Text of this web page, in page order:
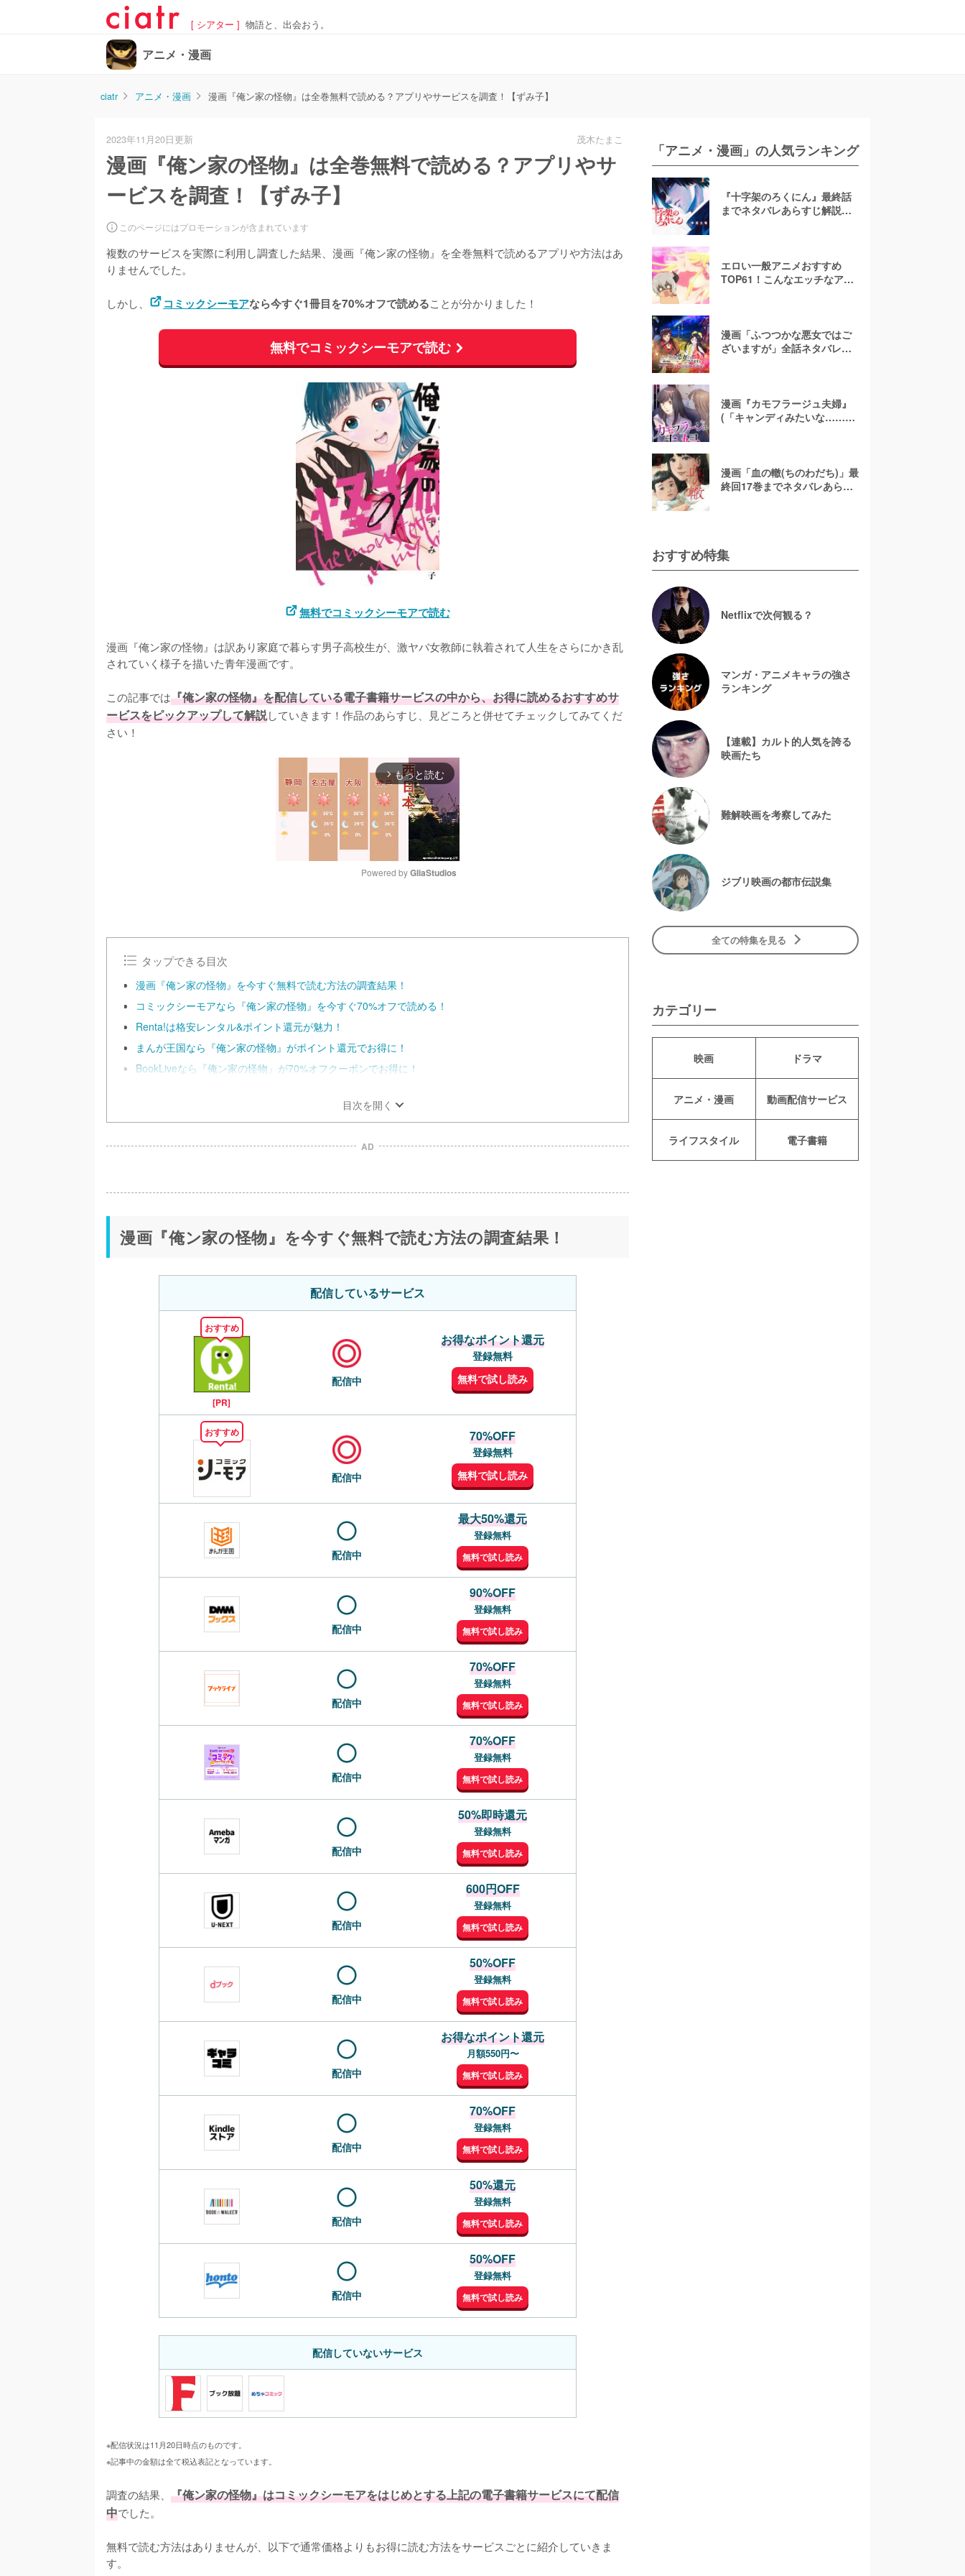
[ シアター ] 物語と、出会おう。
アニメ・漫画
ciatr アニメ・漫画 漫画『俺ン家の怪物』は全巻無料で読める？アプリやサービスを調査！【ずみ子】
2023年11月20日更新 茂木たまこ
漫画『俺ン家の怪物』は全巻無料で読める？アプリやサ
ービスを調査！【ずみ子】
このページにはプロモーションが含まれています
複数のサービスを実際に利用し調査した結果、漫画『俺ン家の怪物』を全巻無料で読めるアプリや方法はあ
りませんでした。
しかし、 コミックシーモアなら今すぐ1冊目を70%オフで読めることが分かりました！
無料でコミックシーモアで読む
無料でコミックシーモアで読む
漫画『俺ン家の怪物』は訳あり家庭で暮らす男子高校生が、激ヤバ女教師に執着されて人生をさらにかき乱
されていく様子を描いた青年漫画です。
この記事では『俺ン家の怪物』を配信している電子書籍サービスの中から、お得に読めるおすすめサ
ービスをピックアップして解説していきます！作品のあらすじ、見どころと併せてチェックしてみてくだ
さい！
arrow_forward_ios もっと読む
u
Powered by GliaStudios
タップできる目次
漫画『俺ン家の怪物』を今すぐ無料で読む方法の調査結果！
コミックシーモアなら『俺ン家の怪物』を今すぐ70%オフで読める！
Renta!は格安レンタル&ポイント還元が魅力！
まんが王国なら『俺ン家の怪物』がポイント還元でお得に！
BookLiveなら『俺ン家の怪物』が70%オフクーポンでお得に！
目次を開く
AD
漫画『俺ン家の怪物』を今すぐ無料で読む方法の調査結果！
配信しているサービス
おすすめ
[PR]
配信中
お得なポイント還元
登録無料
無料で試し読み
おすすめ
配信中
70%OFF
登録無料
無料で試し読み
配信中
最大50%還元
登録無料
無料で試し読み
配信中
90%OFF
登録無料
無料で試し読み
配信中
70%OFF
登録無料
無料で試し読み
配信中
70%OFF
登録無料
無料で試し読み
配信中
50%即時還元
登録無料
無料で試し読み
配信中
600円OFF
登録無料
無料で試し読み
配信中
50%OFF
登録無料
無料で試し読み
配信中
お得なポイント還元
月額550円〜
無料で試し読み
配信中
70%OFF
登録無料
無料で試し読み
配信中
50%還元
登録無料
無料で試し読み
配信中
50%OFF
登録無料
無料で試し読み
配信していないサービス
※配信状況は11月20日時点のものです。
※記事中の金額は全て税込表記となっています。
調査の結果、 『俺ン家の怪物』はコミックシーモアをはじめとする上記の電子書籍サービスにて配信
中でした。
無料で読む方法はありませんが、以下で通常価格よりもお得に読む方法をサービスごとに紹介していきま
す。
「アニメ・漫画」の人気ランキング
『十字架のろくにん』最終話
までネタバレあらすじ解説！
エロい一般アニメおすすめ
TOP61！こんなエッチなアニ
漫画「ふつつかな悪女ではご
ざいますが」全話ネタバレあ
漫画『カモフラージュ夫婦』
(「キャンディみたいな……」)
漫画「血の轍(ちのわだち)」最
終回17巻までネタバレあらす
おすすめ特集
Netflixで次何観る？
マンガ・アニメキャラの強さ
ランキング
【連載】カルト的人気を誇る
映画たち
難解映画を考察してみた
ジブリ映画の都市伝説集
全ての特集を見る
カテゴリー
映画 ドラマ
アニメ・漫画 動画配信サービス
ライフスタイル 電子書籍